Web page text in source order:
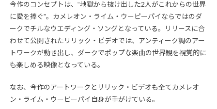
今作のコンセプトは、“地獄から抜け出した2人がこれからの世界
に愛を捧ぐ”。カメレオン・ライム・ウーピーパイならではのダ
ークでチルなウエディング・ソングとなっている。リリースに合
わせて公開されたリリック・ビデオでは、アンティーク調のアー
トワークが動き出し、ダークでポップな楽曲の世界観を視覚的に
も楽しめる映像となっている。
なお、今作のアートワークとリリック・ビデオも全てカメレオ
ン・ライム・ウーピーパイ自身が手がけている。